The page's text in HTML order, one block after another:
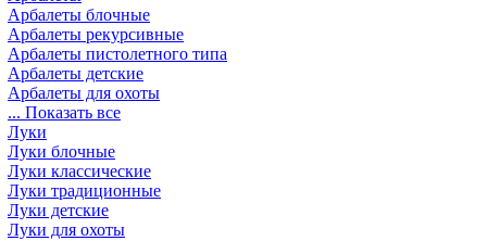
Арбалеты блочные
Арбалеты рекурсивные
Арбалеты пистолетного типа
Арбалеты детские
Арбалеты для охоты
... Показать все
Луки
Луки блочные
Луки классические
Луки традиционные
Луки детские
Луки для охоты